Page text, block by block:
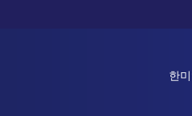
한